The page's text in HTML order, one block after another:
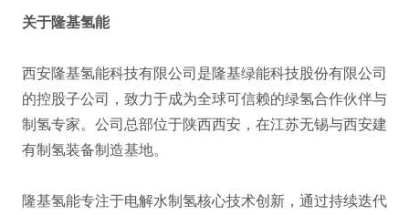
关于隆基氢能
西安隆基氢能科技有限公司是隆基绿能科技股份有限公司
的控股子公司，致力于成为全球可信赖的绿氢合作伙伴与
制氢专家。公司总部位于陕西西安，在江苏无锡与西安建
有制氢装备制造基地。
隆基氢能专注于电解水制氢核心技术创新，通过持续迭代